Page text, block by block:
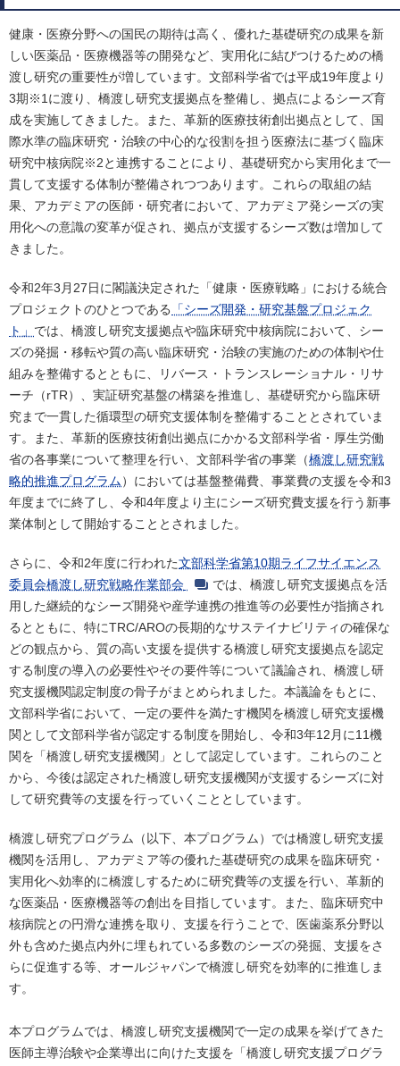
健康・医療分野への国民の期待は高く、優れた基礎研究の成果を新
しい医薬品・医療機器等の開発など、実用化に結びつけるための橋
渡し研究の重要性が増しています。文部科学省では平成19年度より
3期※1に渡り、橋渡し研究支援拠点を整備し、拠点によるシーズ育
成を実施してきました。また、革新的医療技術創出拠点として、国
際水準の臨床研究・治験の中心的な役割を担う医療法に基づく臨床
研究中核病院※2と連携することにより、基礎研究から実用化まで一
貫して支援する体制が整備されつつあります。これらの取組の結
果、アカデミアの医師・研究者において、アカデミア発シーズの実
用化への意識の変革が促され、拠点が支援するシーズ数は増加して
きました。
令和2年3月27日に閣議決定された「健康・医療戦略」における統合
プロジェクトのひとつである
「シーズ開発・研究基盤プロジェク
ト」 では、橋渡し研究支援拠点や臨床研究中核病院において、シー
ズの発掘・移転や質の高い臨床研究・治験の実施のための体制や仕
組みを整備するとともに、リバース・トランスレーショナル・リサ
ーチ（rTR）、実証研究基盤の構築を推進し、基礎研究から臨床研
究まで一貫した循環型の研究支援体制を整備することとされていま
す。また、革新的医療技術創出拠点にかかる文部科学省・厚生労働
省の各事業について整理を行い、文部科学省の事業（橋渡し研究戦
略的推進プログラム）においては基盤整備費、事業費の支援を令和3
年度までに終了し、令和4年度より主にシーズ研究費支援を行う新事
業体制として開始することとされました。
さらに、令和2年度に行われた文部科学省第10期ライフサイエンス
委員会橋渡し研究戦略作業部会
では、橋渡し研究支援拠点を活
用した継続的なシーズ開発や産学連携の推進等の必要性が指摘され
るとともに、特にTRC/AROの長期的なサステイナビリティの確保な
どの観点から、質の高い支援を提供する橋渡し研究支援拠点を認定
する制度の導入の必要性やその要件等について議論され、橋渡し研
究支援機関認定制度の骨子がまとめられました。本議論をもとに、
文部科学省において、一定の要件を満たす機関を橋渡し研究支援機
関として文部科学省が認定する制度を開始し、令和3年12月に11機
関を「橋渡し研究支援機関」として認定しています。これらのこと
から、今後は認定された橋渡し研究支援機関が支援するシーズに対
して研究費等の支援を行っていくこととしています。
橋渡し研究プログラム（以下、本プログラム）では橋渡し研究支援
機関を活用し、アカデミア等の優れた基礎研究の成果を臨床研究・
実用化へ効率的に橋渡しするために研究費等の支援を行い、革新的
な医薬品・医療機器等の創出を目指しています。また、臨床研究中
核病院との円滑な連携を取り、支援を行うことで、医歯薬系分野以
外も含めた拠点内外に埋もれている多数のシーズの発掘、支援をさ
らに促進する等、オールジャパンで橋渡し研究を効率的に推進しま
す。
本プログラムでは、橋渡し研究支援機関で一定の成果を挙げてきた
医師主導治験や企業導出に向けた支援を「橋渡し研究支援プログラ